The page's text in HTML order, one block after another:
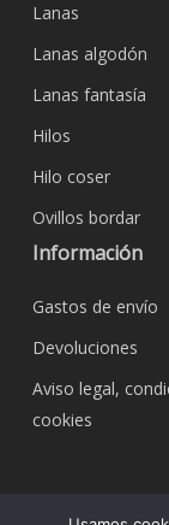
Lanas
Lanas algodón
Lanas fantasía
Hilos
Hilo coser
Ovillos bordar
Información
Gastos de envío
Devoluciones
Aviso legal,
cookies